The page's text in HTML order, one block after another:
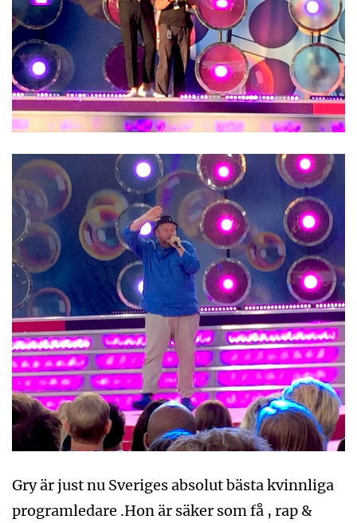
Gry är just nu Sveriges absolut bästa kvinnliga
programledare .Hon är säker som få , rap &